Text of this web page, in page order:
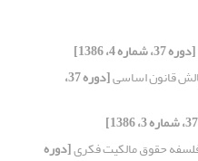
[دوره 37، شماره 4، 1386]
قانون اساسی [دوره 37،
حقوق مالکیت فکری[دوره